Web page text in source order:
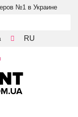
№1 в Украине
RU